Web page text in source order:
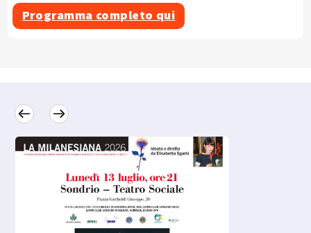
Programma completo qui